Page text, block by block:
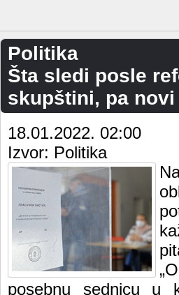
Politika
Šta sledi posle
skupštini, pa
18.01.2022. 02:00
Izvor: Politika
posebnu sednicu u